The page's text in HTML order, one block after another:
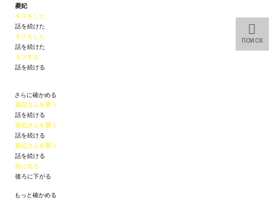
Sea Dogs Remaster Fan Edition
НОВОСТИ ПОРТАЛА
Новости
Новости Архив
МОДЫ ДЛЯ ИГР
Патчи
Mass Effect 2
Mass Effect 3
菱妃
キスをした
話を続けた
キスをした
話を続けた
キスする
話を続ける
さらに確かめる
菱妃さんを襲う
話を続ける
菱妃さんを襲う
話を続ける
菱妃さんを襲う
話を続ける
前に出る
後ろに下がる
もっと確かめる
ПОИСК